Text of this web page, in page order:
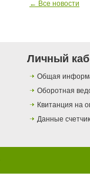
← Все новости
Личный
Общая
Оборотная
Квитанция на
Данные